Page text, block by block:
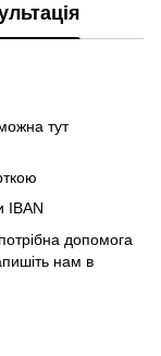
тут
IBAN
допомога
нам в